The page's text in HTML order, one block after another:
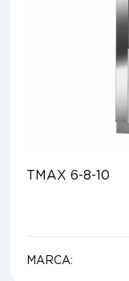
TMAX 6-8-10
MARCA: